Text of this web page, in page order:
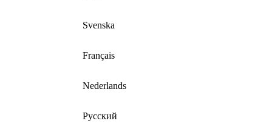
Svenska
Français
Nederlands
Русский